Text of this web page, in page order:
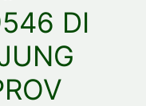
DI